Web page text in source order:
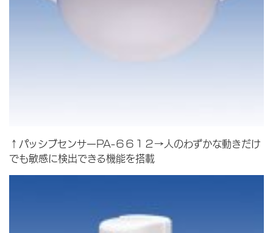
↑パッシブセンサーPA-６６１２→人のわずかな動きだけ
でも敏感に検出できる機能を搭載